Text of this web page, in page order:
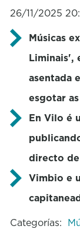
26/11/2025
Músicas
Liminais',
asentada
esgotar
En Vilo é
directo
Vimbio e
Categorías: